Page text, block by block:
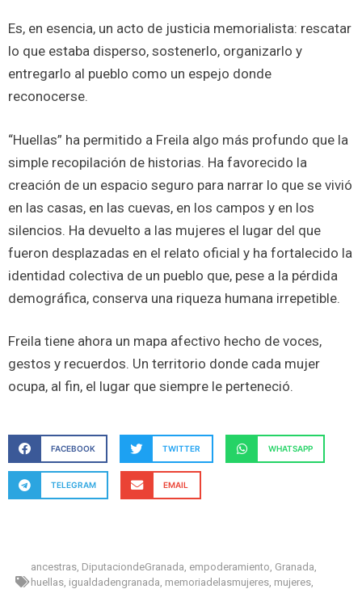
Es, en esencia, un acto de justicia memoria­lista: rescatar
lo que estaba disperso, sostenerlo, organizarlo y
entregarlo al pueblo como un espejo donde
reconocerse.
“Huellas” ha permitido a Freila algo más profundo que la
simple recopilación de historias. Ha favorecido la
creación de un espacio seguro para narrar lo que se vivió
en las casas, en las cuevas, en los campos y en los
silencios. Ha devuelto a las mujeres el lugar del que
fueron desplazadas en el relato oficial y ha fortalecido la
identidad colectiva de un pueblo que, pese a la pérdida
demográfica, conserva una riqueza humana irrepetible.
Freila tiene ahora un mapa afectivo hecho de voces,
gestos y recuerdos. Un territorio donde cada mujer
ocupa, al fin, el lugar que siempre le perteneció.
FACEBOOK TWITTER WHATSAPP
TELEGRAM EMAIL
ancestras, DiputaciondeGranada empoderamiento Granada
huellas, igualdadengranada memoriadelasmujeres, mujeres,